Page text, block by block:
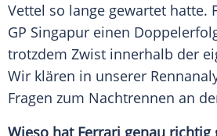
Vettel so lange gewartet hatte.
GP Singapur einen
trotzdem Zwist innerhalb der
Wir klären in unserer
Fragen zum Nachtrennen an